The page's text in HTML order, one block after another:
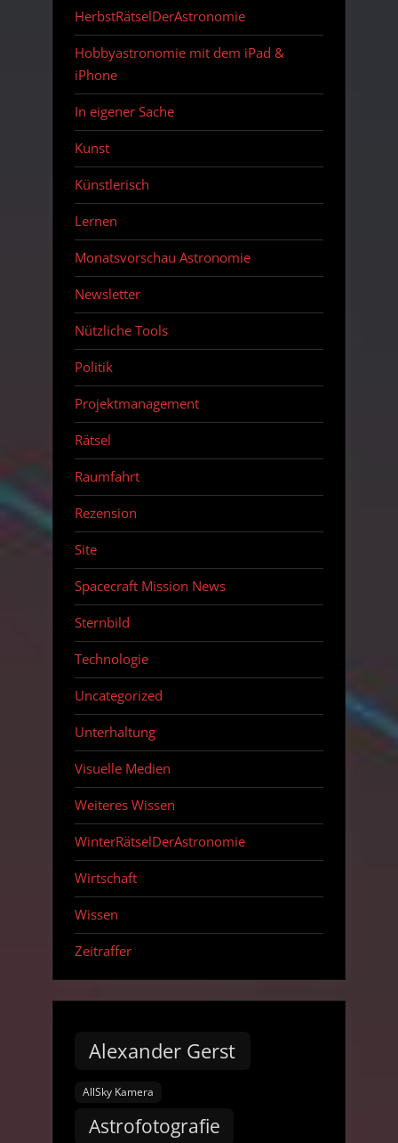
HerbstRätselDerAstronomie
Hobbyastronomie mit dem iPad &
iPhone
In eigener Sache
Kunst
Künstlerisch
Lernen
Monatsvorschau Astronomie
Newsletter
Nützliche Tools
Politik
Projektmanagement
Rätsel
Raumfahrt
Rezension
Site
Spacecraft Mission News
Sternbild
Technologie
Uncategorized
Unterhaltung
Visuelle Medien
Weiteres Wissen
WinterRätselDerAstronomie
Wirtschaft
Wissen
Zeitraffer
Alexander Gerst
AllSky Kamera
Astrofotografie